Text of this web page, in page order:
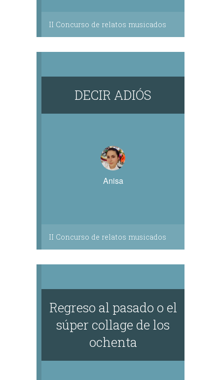
II Concurso de relatos musicados
DECIR ADIÓS
Anisa
II Concurso de relatos musicados
Regreso al pasado o el
súper collage de los
ochenta